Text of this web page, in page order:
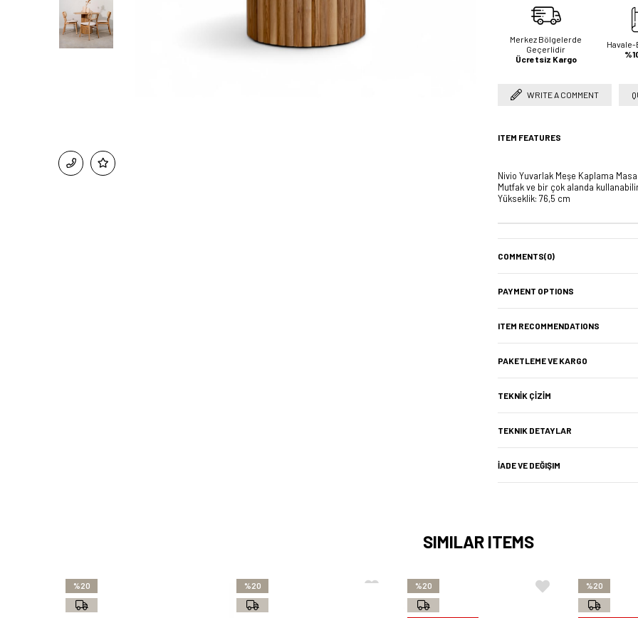
Merkez Bölgelerde
Geçerlidir
Ücretsiz Kargo
WRITE A COMMENT
ITEM FEATURES
Nivio Yuvarlak Meşe Kaplama
Mutfak ve bir çok alanda
Yükseklik: 76,5 cm
COMMENTS(0)
PAYMENT OPTIONS
ITEM RECOMMENDATIONS
PAKETLEME VE KARGO
TEKNİK ÇİZİM
TEKNIK DETAYLAR
İADE VE DEĞIŞIM
SIMILAR ITEMS
%20 %20 %20 %20